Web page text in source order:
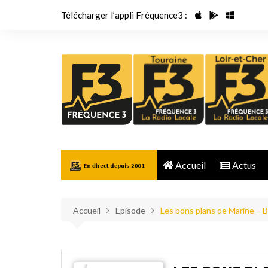
Télécharger l’appli Fréquence3 :
Accueil Actus
Accueil Episode Les bons plans de Marine –